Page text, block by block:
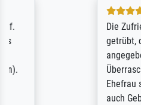
5 / 5
Die Zufriedenheit ist
getrübt, dass das Bild
angegebenen
Überraschung für die
Ehefrau sein zum
auch Geburtstag sein)